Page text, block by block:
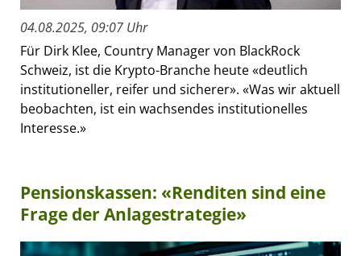
04.08.2025, 09:07 Uhr
Für Dirk Klee, Country Manager von BlackRock
Schweiz, ist die Krypto-Branche heute «deutlich
institutioneller, reifer und sicherer». «Was wir aktuell
beobachten, ist ein wachsendes institutionelles
Interesse.»
Pensionskassen: «Renditen sind eine
Frage der Anlagestrategie»